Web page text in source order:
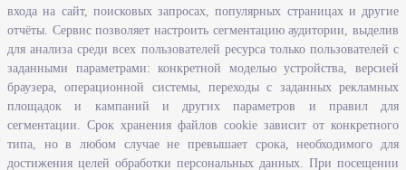
Развитие правовой грамотности и правосознания граждан в
Ульяновской области
Информация
Законодательство
Льготы организациям и индивидуальным предпринимателям
Иностранная рабочая сила
входа на сайт, поисковых запросах, популярных страницах и другие
отчёты. Сервис позволяет настроить сегментацию аудитории, выделив
для анализа среди всех пользователей ресурса только пользователей с
заданными параметрами: конкретной моделью устройства, версией
браузера, операционной системы, переходы с заданных рекламных
площадок и кампаний и других параметров и правил для
сегментации. Срок хранения файлов cookie зависит от конкретного
типа, но в любом случае не превышает срока, необходимого для
достижения целей обработки персональных данных. При посещении